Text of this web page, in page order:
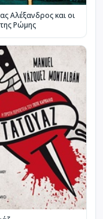
Αλέξανδρος και οι
Ρώμης